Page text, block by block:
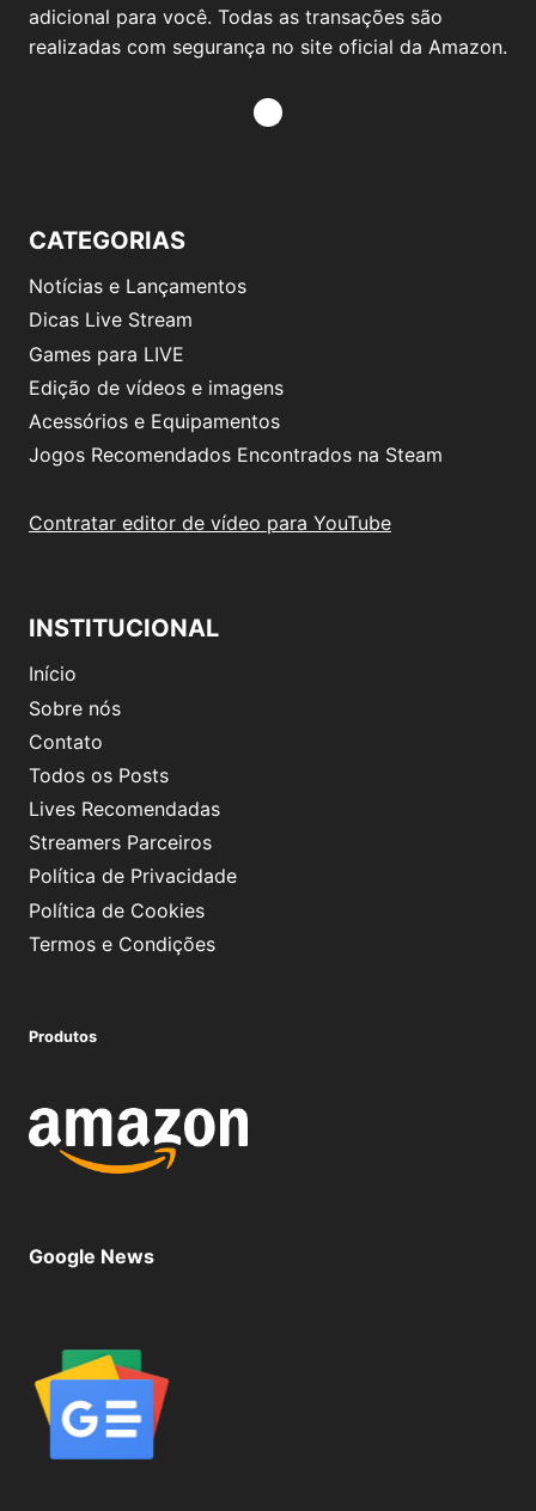
adicional para você. Todas as transações são
realizadas com segurança no site oficial da Amazon.
CATEGORIAS
Notícias e Lançamentos
Dicas Live Stream
Games para LIVE
Edição de vídeos e imagens
Acessórios e Equipamentos
Jogos Recomendados Encontrados na Steam
Contratar editor de vídeo para YouTube
INSTITUCIONAL
Início
Sobre nós
Contato
Todos os Posts
Lives Recomendadas
Streamers Parceiros
Política de Privacidade
Política de Cookies
Termos e Condições
Produtos
Google News